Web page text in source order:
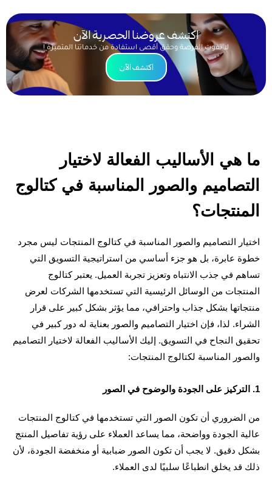
اكتشف عروضنا الحصرية الآن
لا تفوت الفرصة وحقق أقصى استفادة من خدماتنا المتميزة !
اكتشف الآن
ما هي الأساليب الفعالة لاختيار
التصاميم والصور المناسبة في كتالوج
اختيار التصاميم والصور المناسبة في كتالوج المنتجات ليس مجرد
خطوة عابرة، بل هو جزء أساسي من استراتيجية التسويق التي
تساهم في جذب الانتباه وتعزيز تجربة العميل. يعتبر كتالوج
منتجاتها بشكل جذاب واحترافي، مما يؤثر بشكل كبير على قرار
الشراء. لذا، فإن اختيار التصاميم والصور بعناية له دور كبير في
تحقيق النجاح في التسويق. إليك الأساليب الفعالة لاختيار التصاميم
المناسبة لكتالوج المنتجات:
من الضروري أن تكون الصور التي تستخدمها في كتالوج المنتجات
بشكل دقيق. لا يجب أن تكون الصور ضبابية أو منخفضة الجودة، لأن
قد يخلق انطباعًا سلبيًا لدى العملاء.